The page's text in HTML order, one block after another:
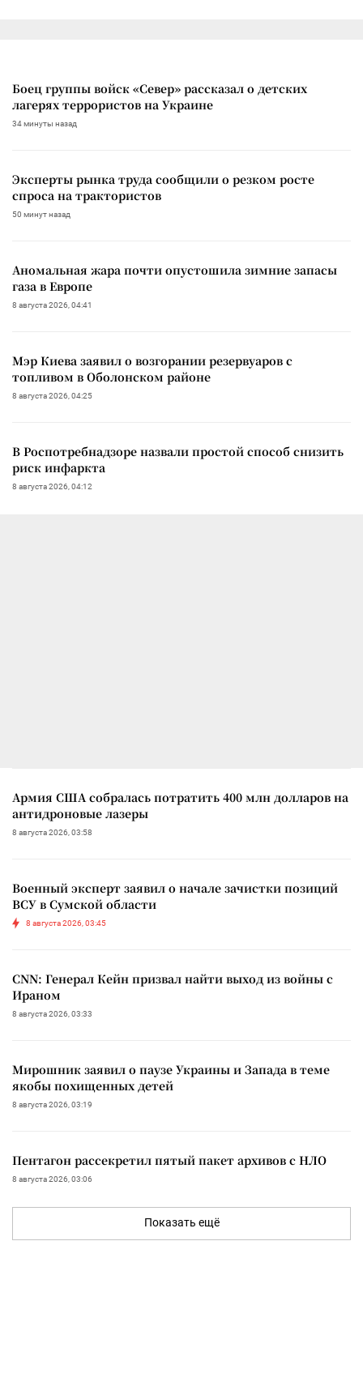
Боец группы войск «Север» рассказал о детских
лагерях террористов на Украине
34 минуты назад
Эксперты рынка труда сообщили о резком росте
спроса на трактористов
50 минут назад
Аномальная жара почти опустошила зимние запасы
газа в Европе
8 августа 2026, 04:41
Мэр Киева заявил о возгорании резервуаров с
топливом в Оболонском районе
8 августа 2026, 04:25
В Роспотребнадзоре назвали простой способ снизить
риск инфаркта
8 августа 2026, 04:12
Армия США собралась потратить 400 млн долларов на
антидроновые лазеры
8 августа 2026, 03:58
Военный эксперт заявил о начале зачистки позиций
ВСУ в Сумской области
8 августа 2026, 03:45
CNN: Генерал Кейн призвал найти выход из войны с
Ираном
8 августа 2026, 03:33
Мирошник заявил о паузе Украины и Запада в теме
якобы похищенных детей
8 августа 2026, 03:19
Пентагон рассекретил пятый пакет архивов с НЛО
8 августа 2026, 03:06
Показать ещё